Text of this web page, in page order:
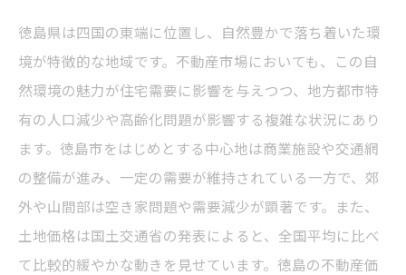
徳島県は四国の東端に位置し、自然豊かで落ち着いた環
境が特徴的な地域です。不動産市場においても、この自
然環境の魅力が住宅需要に影響を与えつつ、地方都市特
有の人口減少や高齢化問題が影響する複雑な状況にあり
ます。徳島市をはじめとする中心地は商業施設や交通網
の整備が進み、一定の需要が維持されている一方で、郊
外や山間部は空き家問題や需要減少が顕著です。また、
土地価格は国土交通省の発表によると、全国平均に比べ
て比較的緩やかな動きを見せています。徳島の不動産価